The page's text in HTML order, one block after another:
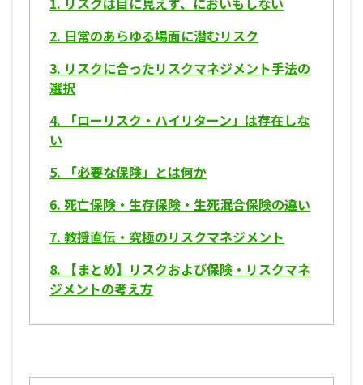
2. 日常のあらゆる場面に潜むリスク
3. リスクに合ったリスクマネジメント手法の
選択
4. 「ローリスク・ハイリターン」は存在しな
い
5. 「必要な保険」とは何か
6. 死亡保険・生存保険・生死混合保険の違い
7. 教授直伝・究極のリスクマネジメント
8. 【まとめ】リスクおよび保険・リスクマネ
ジメントの考え方